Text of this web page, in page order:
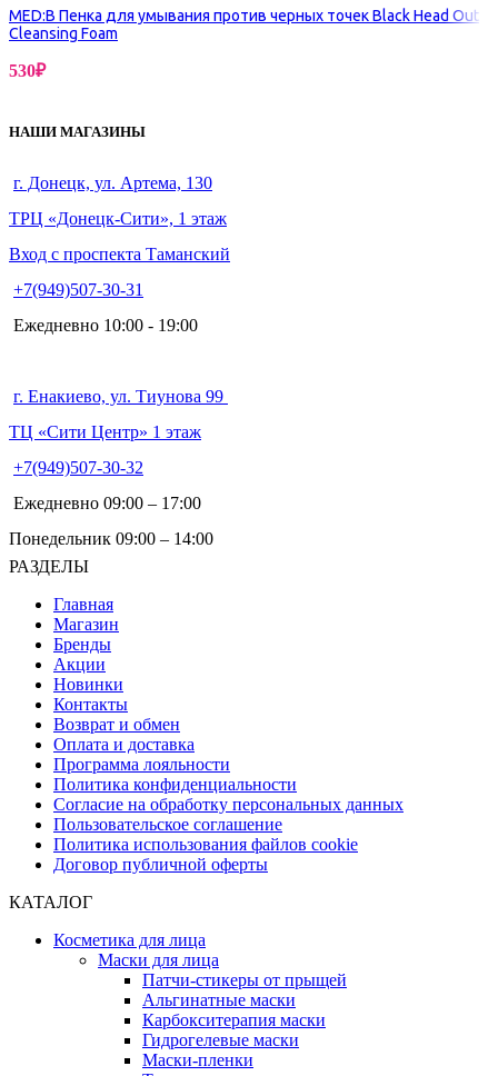
MED:B Пенка для умывания против черных точек Black Head Out
Cleansing Foam
530₽
НАШИ МАГАЗИНЫ
г. Донецк, ул. Артема, 130
ТРЦ «Донецк-Сити», 1 этаж
Вход с проспекта Таманский
+7(949)507-30-31
Ежедневно 10:00 - 19:00
г. Енакиево, ул. Тиунова 99
ТЦ «Сити Центр» 1 этаж
+7(949)507-30-32
Ежедневно 09:00 – 17:00
Понедельник 09:00 – 14:00
РАЗДЕЛЫ
Главная
Магазин
Бренды
Акции
Новинки
Контакты
Возврат и обмен
Оплата и доставка
Программа лояльности
Политика конфиденциальности
Согласие на обработку персональных данных
Пользовательское соглашение
Политика использования файлов cookie
Договор публичной оферты
КАТАЛОГ
Косметика для лица
Маски для лица
Патчи-стикеры от прыщей
Альгинатные маски
Карбокситерапия маски
Гидрогелевые маски
Маски-пленки